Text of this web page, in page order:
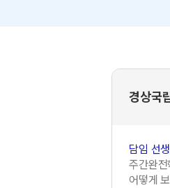
경상국
담임 선
주간완
어떻게